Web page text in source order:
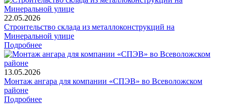
22.05.2026
Строительство склада из металлоконструкций на
Минеральной улице
Подробнее
13.05.2026
Монтаж ангара для компании «СПЭВ» во Всеволожском
районе
Подробнее